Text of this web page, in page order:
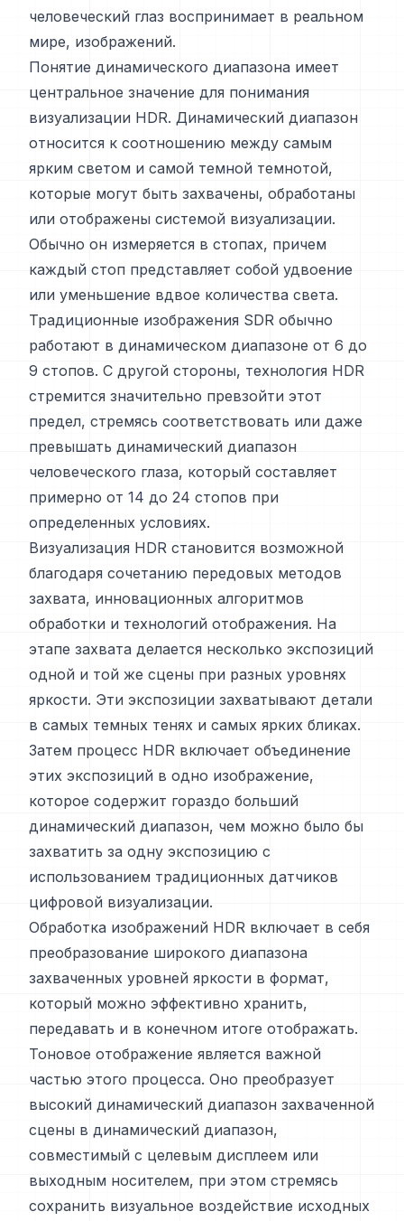
человеческий глаз воспринимает в реальном
мире, изображений.
Понятие динамического диапазона имеет
центральное значение для понимания
визуализации HDR. Динамический диапазон
относится к соотношению между самым
ярким светом и самой темной темнотой,
которые могут быть захвачены, обработаны
или отображены системой визуализации.
Обычно он измеряется в стопах, причем
каждый стоп представляет собой удвоение
или уменьшение вдвое количества света.
Традиционные изображения SDR обычно
работают в динамическом диапазоне от 6 до
9 стопов. С другой стороны, технология HDR
стремится значительно превзойти этот
предел, стремясь соответствовать или даже
превышать динамический диапазон
человеческого глаза, который составляет
примерно от 14 до 24 стопов при
определенных условиях.
Визуализация HDR становится возможной
благодаря сочетанию передовых методов
захвата, инновационных алгоритмов
обработки и технологий отображения. На
этапе захвата делается несколько экспозиций
одной и той же сцены при разных уровнях
яркости. Эти экспозиции захватывают детали
в самых темных тенях и самых ярких бликах.
Затем процесс HDR включает объединение
этих экспозиций в одно изображение,
которое содержит гораздо больший
динамический диапазон, чем можно было бы
захватить за одну экспозицию с
использованием традиционных датчиков
цифровой визуализации.
Обработка изображений HDR включает в себя
преобразование широкого диапазона
захваченных уровней яркости в формат,
который можно эффективно хранить,
передавать и в конечном итоге отображать.
Тоновое отображение является важной
частью этого процесса. Оно преобразует
высокий динамический диапазон захваченной
сцены в динамический диапазон,
совместимый с целевым дисплеем или
выходным носителем, при этом стремясь
сохранить визуальное воздействие исходных